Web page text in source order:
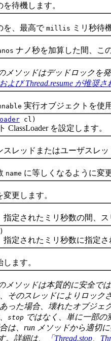
待機します。
、最高でmillis ミリ秒待
ナノ秒を加算した間、こ
メソッドはデッドロックを
よび Thread.resume が推奨さ
実行オブジェクトを使
cl)
を設定します。
ッドまたはユーザスレッ
name に等しくなるように変
更します。
されたミリ秒数の間、ス
されたミリ秒数に指定さ
ます。
メソッドは本質的に安全で
そのスレッドによりロッ
った場合、壊れたオブジ
stop ではなく、単に一部
は、run メソッドから適切
。詳細は、 「Thread.stop、